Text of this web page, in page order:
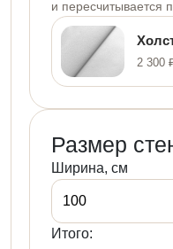
и пересчитывается
2 300
Размер
Ширина, см
Итого: